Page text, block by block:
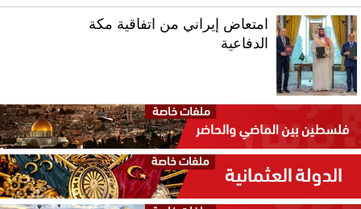
امتعاض إيراني من اتفاقية مكة
الدفاعية